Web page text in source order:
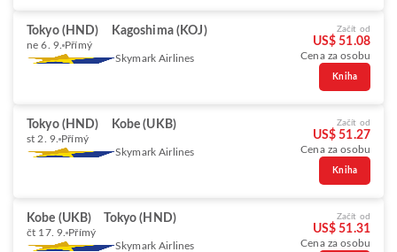
Tokyo (HND) Kagoshima (KOJ)
ne 6. 9. Přímý
Skymark Airlines
Začít od
US$ 51.08
Cena za osobu
Kniha
Tokyo (HND) Kobe (UKB)
st 2. 9. Přímý
Skymark Airlines
Začít od
US$ 51.27
Cena za osobu
Kniha
Kobe (UKB) Tokyo (HND)
čt 17. 9. Přímý
Skymark Airlines
Začít od
US$ 51.31
Cena za osobu